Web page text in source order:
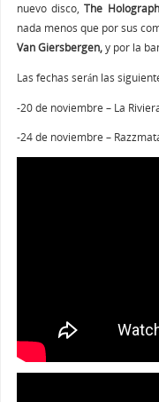
nuevo disco,The
nada menos que por sus
Van Giersbergen,y por la
Las fechas serán las
-20 de noviembre – La
-24 de noviembre –